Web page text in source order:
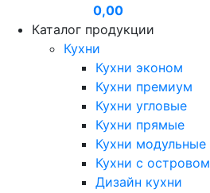
0,00
Каталог продукции
Кухни
Кухни эконом
Кухни премиум
Кухни угловые
Кухни прямые
Кухни модульные
Кухни с островом
Дизайн кухни